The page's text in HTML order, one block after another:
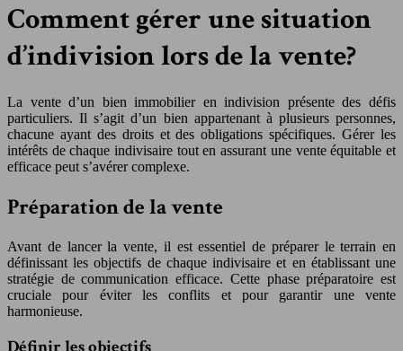
Comment gérer une situation
d’indivision lors de la vente?
La vente d’un bien immobilier en indivision présente des défis
particuliers. Il s’agit d’un bien appartenant à plusieurs personnes,
chacune ayant des droits et des obligations spécifiques. Gérer les
intérêts de chaque indivisaire tout en assurant une vente équitable et
efficace peut s’avérer complexe.
Préparation de la vente
Avant de lancer la vente, il est essentiel de préparer le terrain en
définissant les objectifs de chaque indivisaire et en établissant une
stratégie de communication efficace. Cette phase préparatoire est
cruciale pour éviter les conflits et pour garantir une vente
harmonieuse.